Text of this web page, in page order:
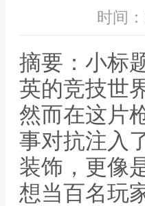
时间
摘要：小标
英的竞技世
然而在这片
事对抗注入
装饰，更像
想当百名玩